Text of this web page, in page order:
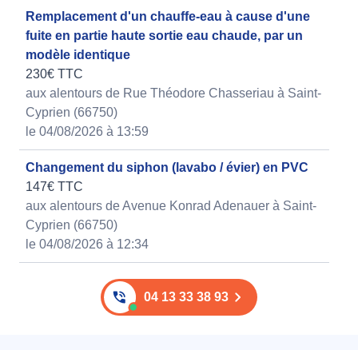
Remplacement d'un chauffe-eau à cause d'une
fuite en partie haute sortie eau chaude, par un
modèle identique
230€ TTC
aux alentours de Rue Théodore Chasseriau à Saint-
Cyprien (66750)
le 04/08/2026 à 13:59
Changement du siphon (lavabo / évier) en PVC
147€ TTC
aux alentours de Avenue Konrad Adenauer à Saint-
Cyprien (66750)
le 04/08/2026 à 12:34
04 13 33 38 93